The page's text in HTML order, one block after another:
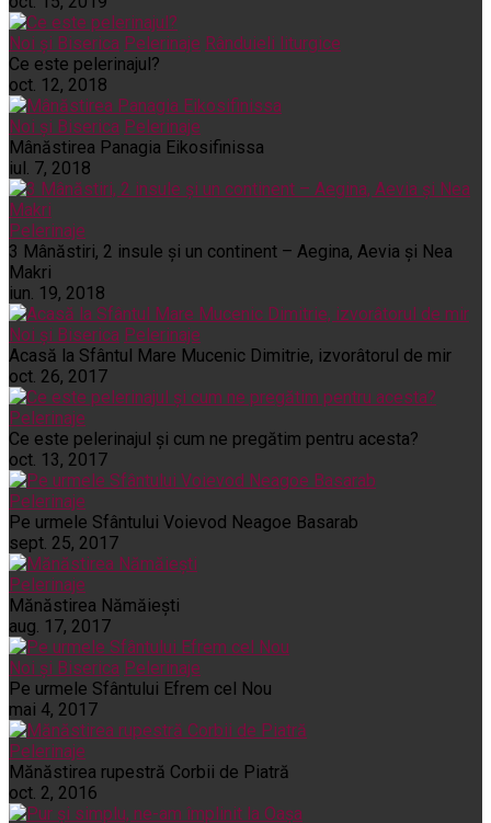
Noi și Biserica Pelerinaje Rânduieli liturgice
Ce este pelerinajul?
oct. 12, 2018
Noi și Biserica Pelerinaje
Mânăstirea Panagia Eikosifinissa
iul. 7, 2018
Pelerinaje
3 Mânăstiri, 2 insule și un continent – Aegina, Aevia și Nea
Makri
iun. 19, 2018
Noi și Biserica Pelerinaje
Acasă la Sfântul Mare Mucenic Dimitrie, izvorâtorul de mir
oct. 26, 2017
Pelerinaje
Ce este pelerinajul şi cum ne pregătim pentru acesta?
oct. 13, 2017
Pelerinaje
Pe urmele Sfântului Voievod Neagoe Basarab
sept. 25, 2017
Pelerinaje
Mănăstirea Nămăiești
aug. 17, 2017
Noi și Biserica Pelerinaje
Pe urmele Sfântului Efrem cel Nou
mai 4, 2017
Pelerinaje
Mănăstirea rupestră Corbii de Piatră
oct. 2, 2016